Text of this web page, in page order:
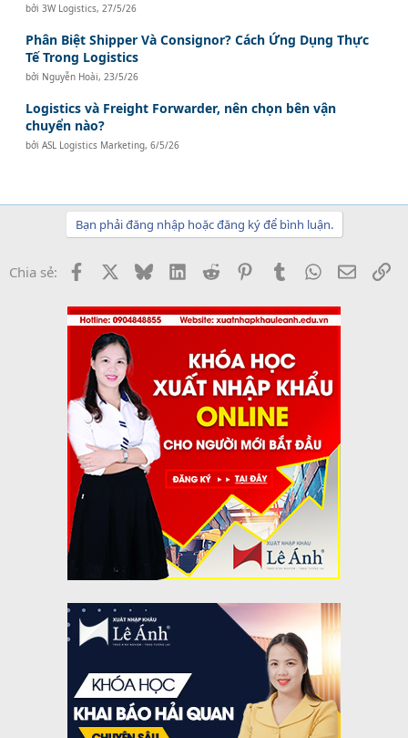
bởi3W Logistics,27/5/26
Phân Biệt Shipper Và Consignor? Cách Ứng Dụng Thực
Tế Trong Logistics
bởi Nguyễn Hoài,23/5/26
Logistics và Freight Forwarder, nên chọn bên vận
chuyển nào?
bởiASL Logistics Marketing,6/5/26
Bạn phải đăng nhập hoặc đăng ký để bình luận.
Chia sẻ: Facebook BlueskyLinkedInReddit PinterestTumblrWhatsApp
Email